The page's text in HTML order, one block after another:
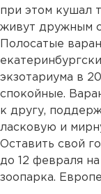
при этом кушал
живут дружным
Полосатые
экзотариума в
спокойные.
к другу,
ласковую и
Оставить свой
до 12 февраля
зоопарка.